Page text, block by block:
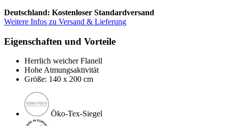
Deutschland: Kostenloser Standardversand
Weitere Infos zu Versand & Lieferung
Eigenschaften und Vorteile
Herrlich weicher Flanell
Hohe Atmungsaktivität
Größe: 140 x 200 cm
Öko-Tex-Siegel